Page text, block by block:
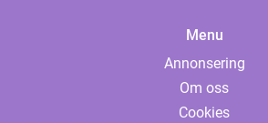
Menu
Annonsering
Om oss
Cookies